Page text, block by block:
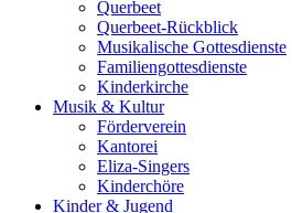
Querbeet
Querbeet-Rückblick
Musikalische Gottesdienste
Familiengottesdienste
Kinderkirche
Musik & Kultur
Förderverein
Kantorei
Eliza-Singers
Kinderchöre
Kinder & Jugend